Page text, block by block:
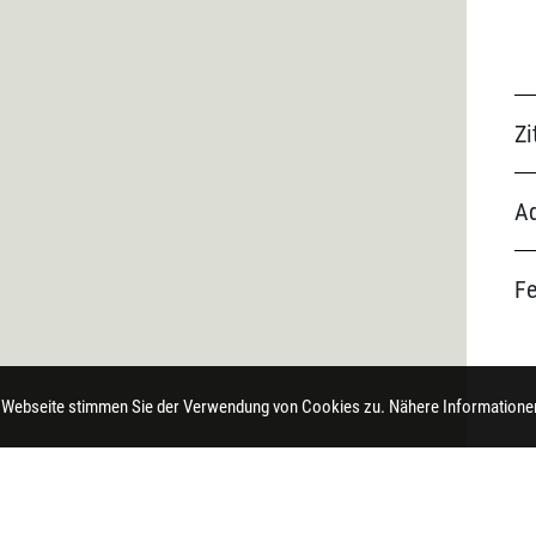
stimmen Sie der Verwendung von Cookies zu. Nähere